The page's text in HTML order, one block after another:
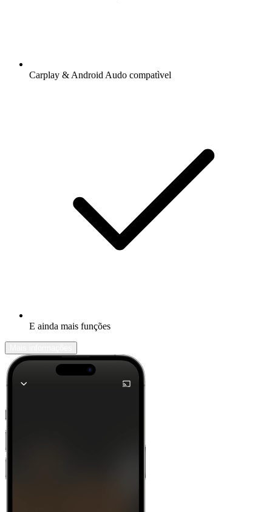
Carplay & Android Audo compatìvel
E ainda mais funções